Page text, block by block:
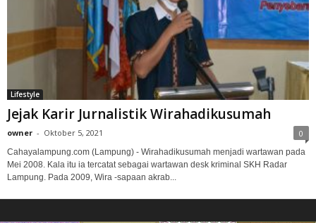
Lifestyle
Jejak Karir Jurnalistik Wirahadikusumah
owner - Oktober 5, 2021 0
Cahayalampung.com (Lampung) - Wirahadikusumah menjadi wartawan pada
Mei 2008. Kala itu ia tercatat sebagai wartawan desk kriminal SKH Radar
Lampung. Pada 2009, Wira -sapaan akrab...